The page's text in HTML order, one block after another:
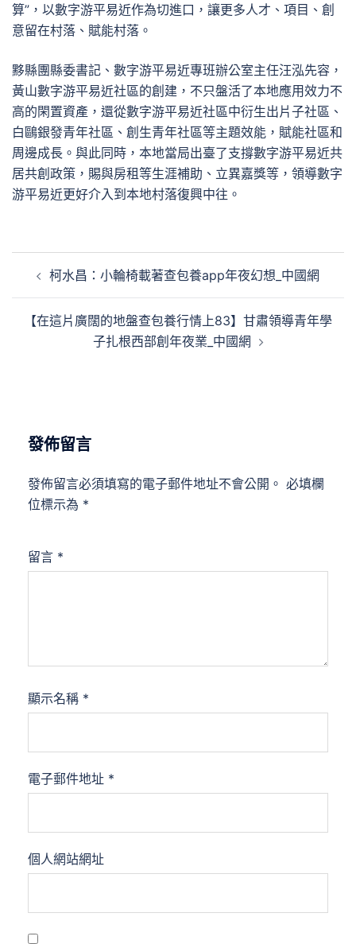
算”，以數字游平易近作為切進口，讓更多人才、項目、創
意留在村落、賦能村落。
黟縣團縣委書記、數字游平易近專班辦公室主任汪泓先容，
黃山數字游平易近社區的創建，不只盤活了本地應用效力不
高的閑置資產，還從數字游平易近社區中衍生出片子社區、
白鷗銀發青年社區、創生青年社區等主題效能，賦能社區和
周邊成長。與此同時，本地當局出臺了支撐數字游平易近共
居共創政策，賜與房租等生涯補助、立異嘉獎等，領導數字
游平易近更好介入到本地村落復興中往。
柯水昌：小輪椅載著查包養app年夜幻想_中國網
【在這片廣闊的地盤查包養行情上83】甘肅領導青年學
子扎根西部創年夜業_中國網
發佈留言
發佈留言必須填寫的電子郵件地址不會公開。 必填欄
位標示為 *
留言 *
顯示名稱 *
電子郵件地址 *
個人網站網址